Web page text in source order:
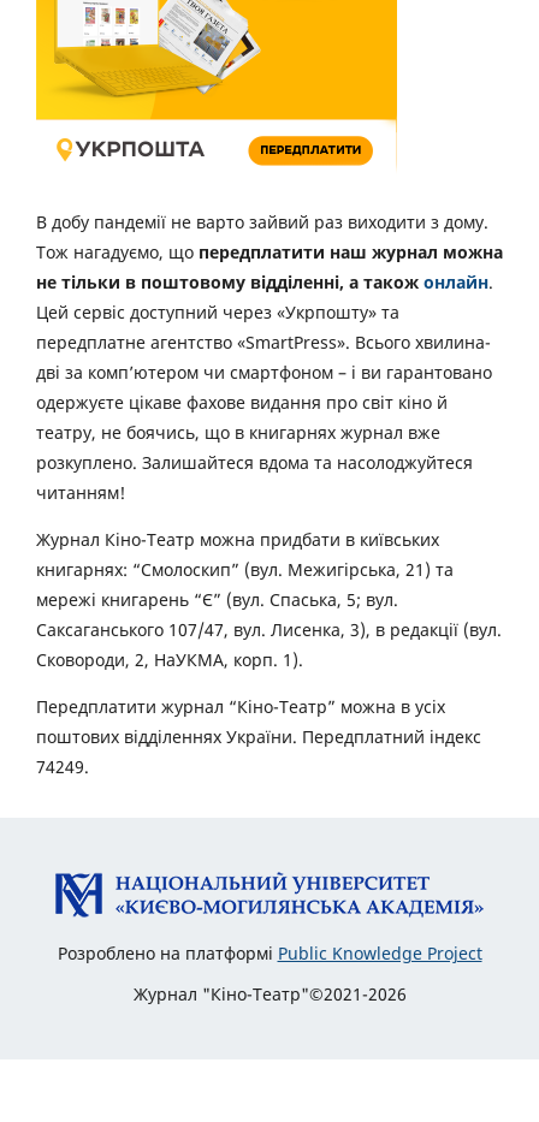
В добу пандемії не варто зайвий раз виходити з дому.
Тож нагадуємо, що передплатити наш журнал можна
не тільки в поштовому відділенні, а також онлайн.
Цей сервіс доступний через «Укрпошту» та
передплатне агентство «SmartPress». Всього хвилина-
дві за комп’ютером чи смартфоном – і ви гарантовано
одержуєте цікаве фахове видання про світ кіно й
театру, не боячись, що в книгарнях журнал вже
розкуплено. Залишайтеся вдома та насолоджуйтеся
читанням!
Журнал Кіно-Театр можна придбати в київських
книгарнях: “Смолоскип” (вул. Межигірська, 21) та
мережі книгарень “Є” (вул. Спаська, 5; вул.
Саксаганського 107/47, вул. Лисенка, 3), в редакції (вул.
Сковороди, 2, НаУКМА, корп. 1).
Передплатити журнал “Кіно-Театр” можна в усіх
поштових відділеннях України. Передплатний індекс
74249.
Розроблено на платформі Public Knowledge Project
Журнал "Кіно-Театр"©2021-2026